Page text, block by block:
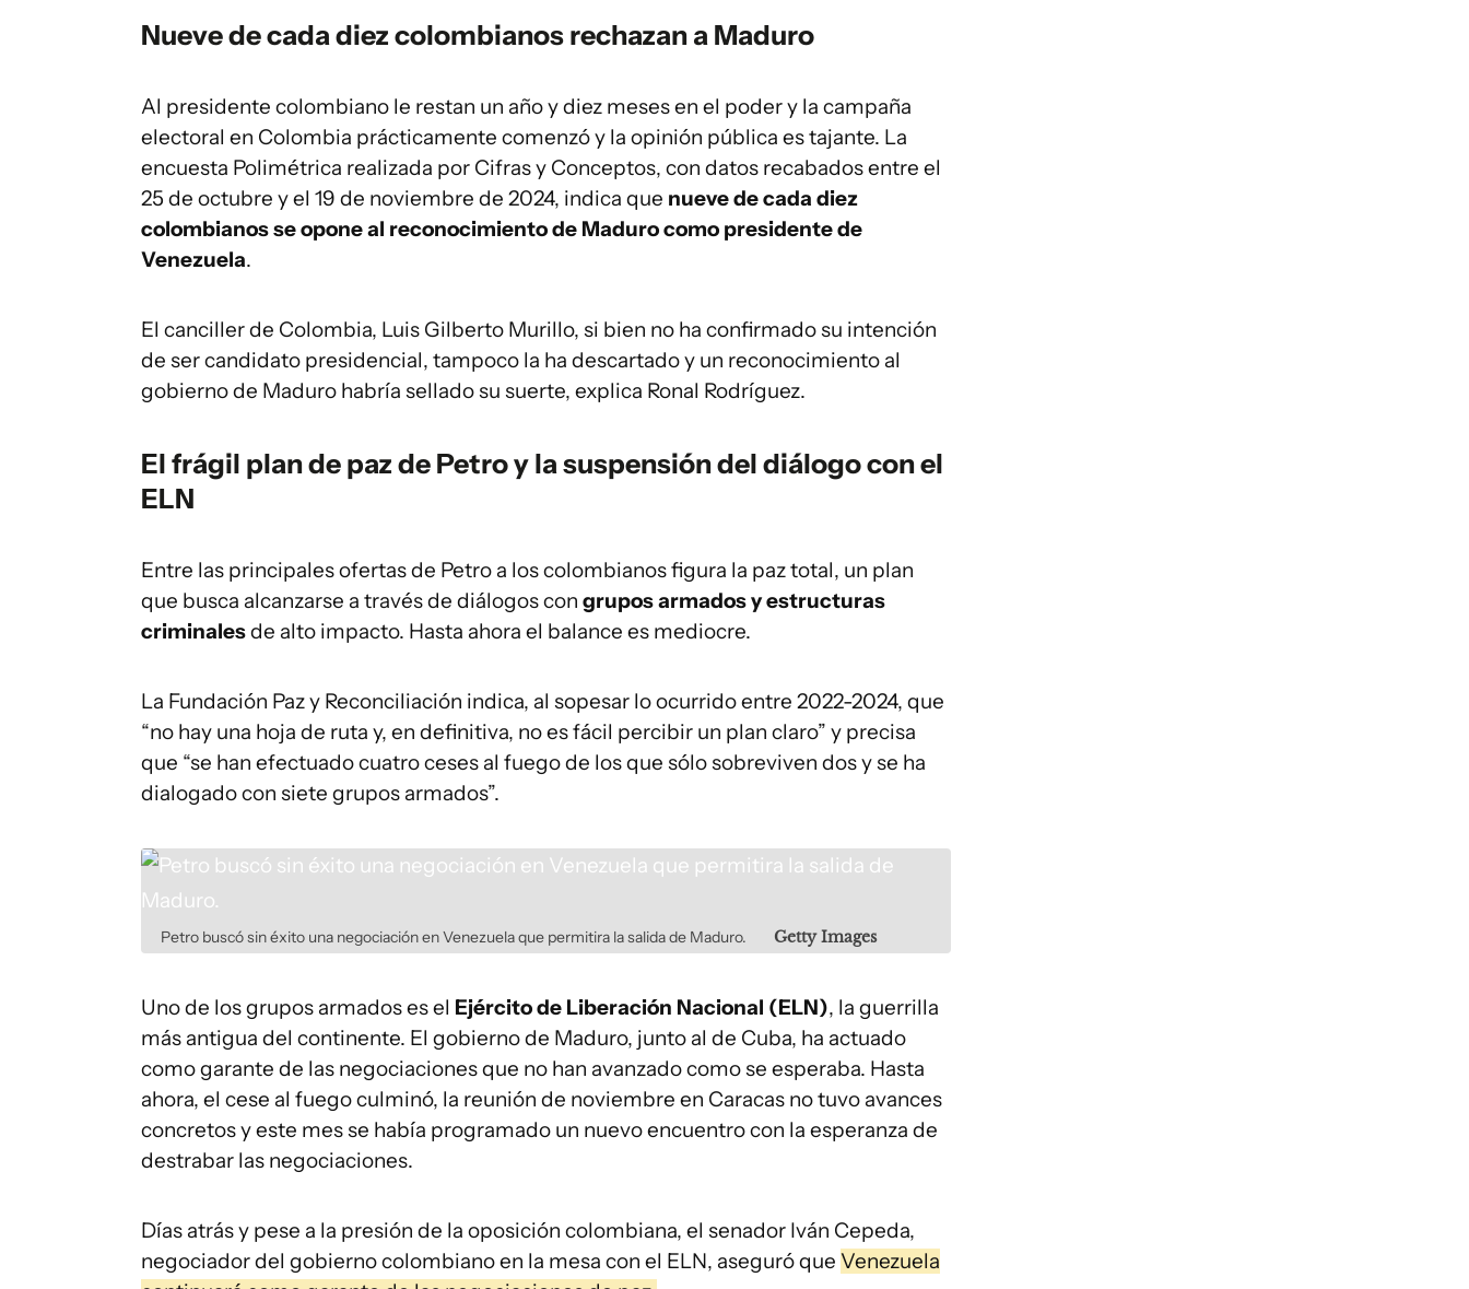
Nueve de cada diez colombianos rechazan a Maduro
Al presidente colombiano le restan un año y diez meses en el poder y la campaña
electoral en Colombia prácticamente comenzó y la opinión pública es tajante. La
encuesta Polimétrica realizada por Cifras y Conceptos, con datos recabados entre el
25 de octubre y el 19 de noviembre de 2024, indica que nueve de cada diez
colombianos se opone al reconocimiento de Maduro como presidente de
Venezuela.
El canciller de Colombia, Luis Gilberto Murillo, si bien no ha confirmado su intención
de ser candidato presidencial, tampoco la ha descartado y un reconocimiento al
gobierno de Maduro habría sellado su suerte, explica Ronal Rodríguez.
El frágil plan de paz de Petro y la suspensión del diálogo con el
ELN
Entre las principales ofertas de Petro a los colombianos figura la paz total, un plan
que busca alcanzarse a través de diálogos con grupos armados y estructuras
criminalesde alto impacto. Hasta ahora el balance es mediocre.
La Fundación Paz y Reconciliación indica, al sopesar lo ocurrido entre 2022-2024, que
“no hay una hoja de ruta y, en definitiva, no es fácil percibir un plan claro” y precisa
que “se han efectuado cuatro ceses al fuego de los que sólo sobreviven dos y se ha
dialogado con siete grupos armados”.
Petro buscó sin éxito una negociación en Venezuela que permitira la salida de Maduro. Getty Images
Uno de los grupos armados es el Ejército de Liberación Nacional (ELN), la guerrilla
más antigua del continente. El gobierno de Maduro, junto al de Cuba, ha actuado
como garante de las negociaciones que no han avanzado como se esperaba. Hasta
ahora, el cese al fuego culminó, la reunión de noviembre en Caracas no tuvo avances
concretos y este mes se había programado un nuevo encuentro con la esperanza de
destrabar las negociaciones.
Días atrás y pese a la presión de la oposición colombiana, el senador Iván Cepeda,
negociador del gobierno colombiano en la mesa con el ELN, aseguró que Venezuela